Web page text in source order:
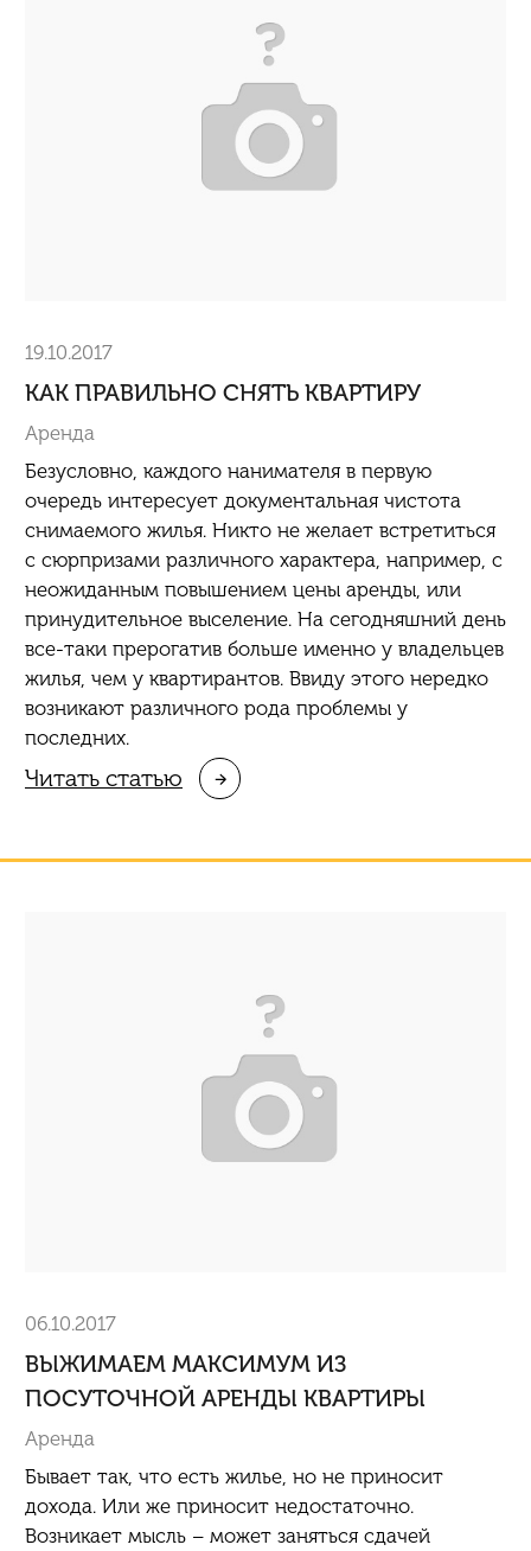
19.10.2017
КАК ПРАВИЛЬНО СНЯТЬ КВАРТИРУ
Аренда
Безусловно, каждого нанимателя в первую
очередь интересует документальная чистота
снимаемого жилья. Никто не желает встретиться
с сюрпризами различного характера, например, с
неожиданным повышением цены аренды, или
принудительное выселение. На сегодняшний день
все-таки прерогатив больше именно у владельцев
жилья, чем у квартирантов. Ввиду этого нередко
возникают различного рода проблемы у
последних.
Читать статью
06.10.2017
ВЫЖИМАЕМ МАКСИМУМ ИЗ
ПОСУТОЧНОЙ АРЕНДЫ КВАРТИРЫ
Аренда
Бывает так, что есть жилье, но не приносит
дохода. Или же приносит недостаточно.
Возникает мысль – может заняться сдачей